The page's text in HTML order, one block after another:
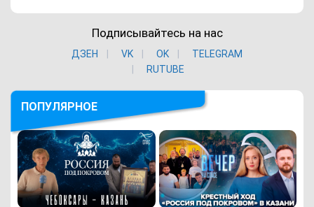
Подписывайтесь на нас
ДЗЕН VK ОK
TELEGRAM
RUTUBE
ПОПУЛЯРНОЕ